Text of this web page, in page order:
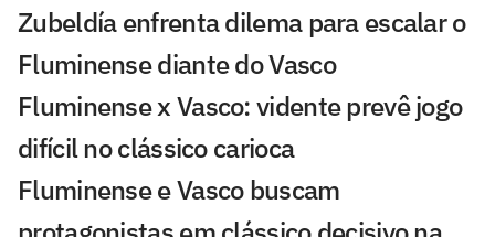
Zubeldía enfrenta dilema para escalar o
Fluminense diante do Vasco
Fluminense x Vasco: vidente prevê jogo
difícil no clássico carioca
Fluminense e Vasco buscam